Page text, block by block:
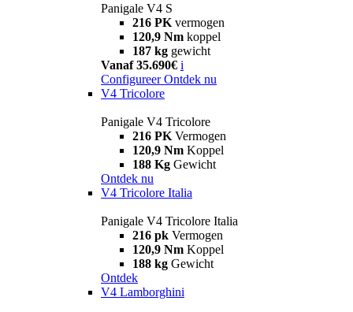
Panigale V4 S
216 PK vermogen
120,9 Nm koppel
187 kg gewicht
Vanaf 35.690€ i
Configureer Ontdek nu
V4 Tricolore
Panigale V4 Tricolore
216 PK Vermogen
120,9 Nm Koppel
188 Kg Gewicht
Ontdek nu
V4 Tricolore Italia
Panigale V4 Tricolore Italia
216 pk Vermogen
120,9 Nm Koppel
188 kg Gewicht
Ontdek
V4 Lamborghini